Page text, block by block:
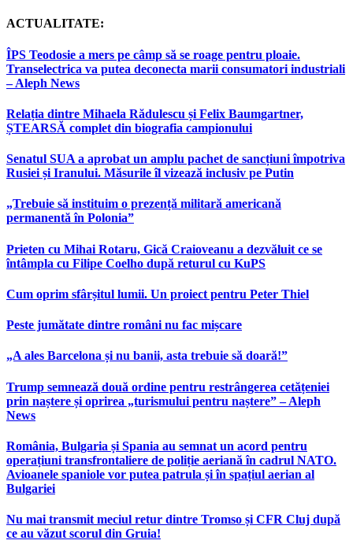
ACTUALITATE:
ÎPS Teodosie a mers pe câmp să se roage pentru ploaie.
Transelectrica va putea deconecta marii consumatori industriali
– Aleph News
Relația dintre Mihaela Rădulescu și Felix Baumgartner,
ȘTEARSĂ complet din biografia campionului
Senatul SUA a aprobat un amplu pachet de sancțiuni împotriva
Rusiei și Iranului. Măsurile îl vizează inclusiv pe Putin
„Trebuie să instituim o prezență militară americană
permanentă în Polonia”
Prieten cu Mihai Rotaru, Gică Craioveanu a dezvăluit ce se
întâmpla cu Filipe Coelho după returul cu KuPS
Cum oprim sfârșitul lumii. Un proiect pentru Peter Thiel
Peste jumătate dintre români nu fac mișcare
„A ales Barcelona și nu banii, asta trebuie să doară!”
Trump semnează două ordine pentru restrângerea cetățeniei
prin naștere și oprirea „turismului pentru naștere” – Aleph
News
România, Bulgaria și Spania au semnat un acord pentru
operațiuni transfrontaliere de poliție aeriană în cadrul NATO.
Avioanele spaniole vor putea patrula și în spațiul aerian al
Bulgariei
Nu mai transmit meciul retur dintre Tromso și CFR Cluj după
ce au văzut scorul din Gruia!